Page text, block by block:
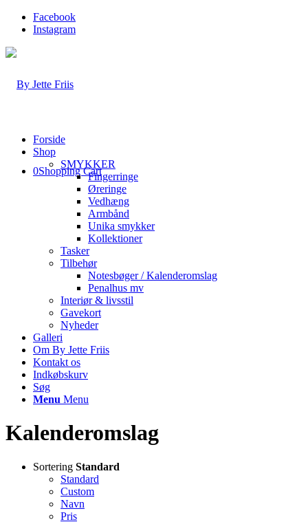
Facebook
Instagram
0Shopping Cart
Forside
Shop
SMYKKER
Fingerringe
Øreringe
Vedhæng
Armbånd
Unika smykker
Kollektioner
Tasker
Tilbehør
Notesbøger / Kalenderomslag
Penalhus mv
Interiør & livsstil
Gavekort
Nyheder
Galleri
Om By Jette Friis
Kontakt os
Indkøbskurv
Søg
Menu Menu
Kalenderomslag
Sortering Standard
Standard
Custom
Navn
Pris